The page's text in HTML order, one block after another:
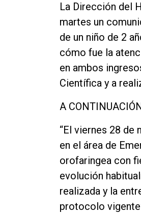
La Dirección del
martes un
de un niño de 2
cómo fue la
en ambos
Científica y a
A
“El viernes 28 de
en el área de
orofaringea con
evolución
realizada y la
protocolo